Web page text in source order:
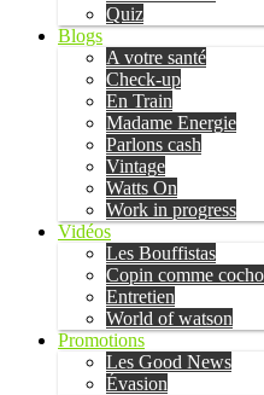
Quiz
Blogs
A votre santé
Check-up
En Train
Madame Energie
Parlons cash
Vintage
Watts On
Work in progress
Vidéos
Les Bouffistas
Copin comme
Entretien
World of watson
Promotions
Les Good News
Évasion